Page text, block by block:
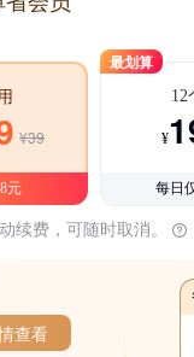
¥39
元
最划算
12
¥
每日
续费，可随时取消。
查看